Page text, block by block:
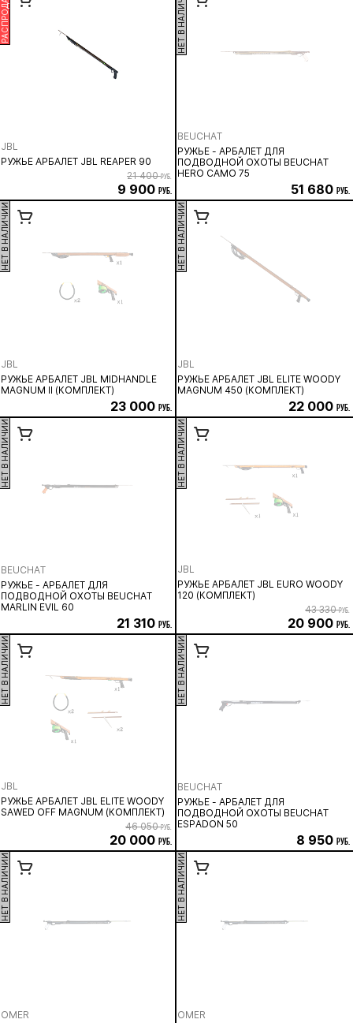
РАСПРОДАЖА
JBL
РУЖЬЕ АРБАЛЕТ JBL REAPER 90
21 400руб.
9 900 руб.
НЕТ В НАЛИЧИИ
BEUCHAT
РУЖЬЁ - АРБАЛЕТ ДЛЯ
ПОДВОДНОЙ ОХОТЫ BEUCHAT
HERO CAMO 75
51 680 руб.
НЕТ В НАЛИЧИИ
JBL
РУЖЬЕ АРБАЛЕТ JBL MIDHANDLE
MAGNUM II (КОМПЛЕКТ)
23 000 руб.
НЕТ В НАЛИЧИИ
JBL
РУЖЬЕ АРБАЛЕТ JBL ELITE WOODY
MAGNUM 450 (КОМПЛЕКТ)
22 000 руб.
НЕТ В НАЛИЧИИ
BEUCHAT
РУЖЬЕ - АРБАЛЕТ ДЛЯ
ПОДВОДНОЙ ОХОТЫ BEUCHAT
MARLIN EVIL 60
21 310 руб.
НЕТ В НАЛИЧИИ
JBL
РУЖЬЕ АРБАЛЕТ JBL EURO WOODY
120 (КОМПЛЕКТ)
43 330руб.
20 900 руб.
НЕТ В НАЛИЧИИ
JBL
РУЖЬЕ АРБАЛЕТ JBL ELITE WOODY
SAWED OFF MAGNUM (КОМПЛЕКТ)
46 050руб.
20 000 руб.
НЕТ В НАЛИЧИИ
BEUCHAT
РУЖЬЕ - АРБАЛЕТ ДЛЯ
ПОДВОДНОЙ ОХОТЫ BEUCHAT
ESPADON 50
8 950 руб.
НЕТ В НАЛИЧИИ
OMER
НЕТ В НАЛИЧИИ
OMER